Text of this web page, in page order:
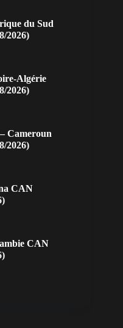
du Sud
2026)
Algérie
2026)
Cameroun
2026)
CAN
CAN